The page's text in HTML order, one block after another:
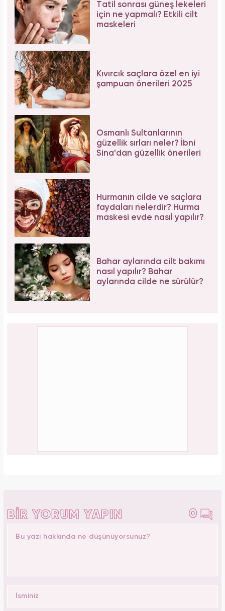
Tatil sonrası güneş lekeleri
için ne yapmalı? Etkili cilt
maskeleri
Kıvırcık saçlara özel en iyi
şampuan önerileri 2025
Osmanlı Sultanlarının
güzellik sırları neler? İbni
Sina'dan güzellik önerileri
Hurmanın cilde ve saçlara
faydaları nelerdir? Hurma
maskesi evde nasıl yapılır?
Bahar aylarında cilt bakımı
nasıl yapılır? Bahar
aylarında cilde ne sürülür?
BİR YORUM YAPIN 0